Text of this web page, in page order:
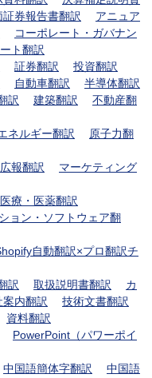
証券報告書翻訳
アニュア
コーポレート・ガバナン
ト翻訳
証券翻訳
投資翻訳
自動車翻訳
半導体翻訳
訳 建築翻訳
不動産翻
ネルギー翻訳
原子力翻
広報翻訳
マーケティング
医療・医薬翻訳
ョン・ソフトウェア翻
自動翻訳×プロ翻訳チ
訳 取扱説明書翻訳
カ
案内翻訳
技術文書翻訳
資料翻訳
PowerPoint（パワーポイ
中国語簡体字翻訳
中国語